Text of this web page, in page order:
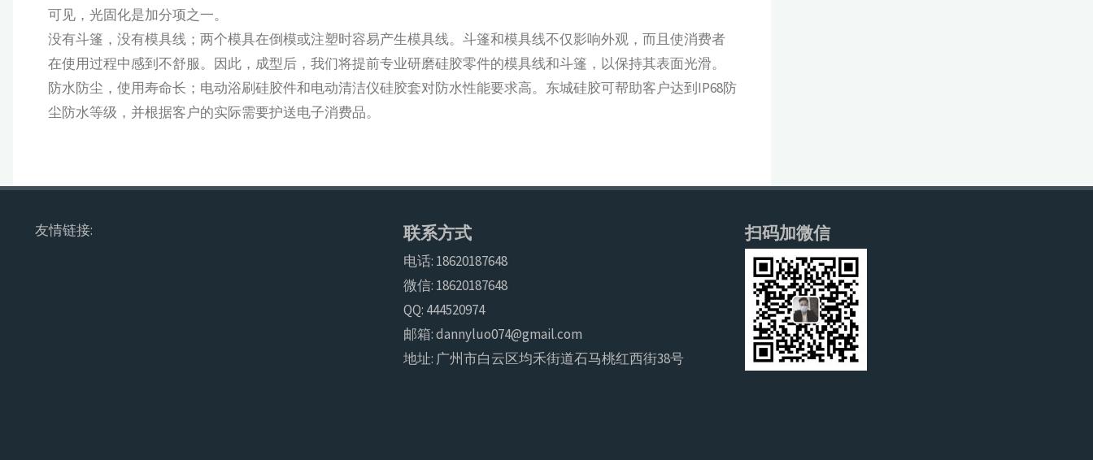
可见，光固化是加分项之一。
没有斗篷，没有模具线；两个模具在倒模或注塑时容易产生模具线。斗篷和模具线不仅影响外观，而且使消费者
在使用过程中感到不舒服。因此，成型后，我们将提前专业研磨硅胶零件的模具线和斗篷，以保持其表面光滑。
防水防尘，使用寿命长；电动浴刷硅胶件和电动清洁仪硅胶套对防水性能要求高。东城硅胶可帮助客户达到IP68防
尘防水等级，并根据客户的实际需要护送电子消费品。
友情链接: 联系方式
电话: 18620187648
微信: 18620187648
QQ: 444520974
邮箱: dannyluo074@gmail.com
地址: 广州市白云区均禾街道石马桃红西街38号
扫码加微信